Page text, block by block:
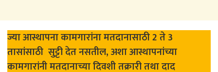
ज्या आस्थापना कामगारांना मतदानासाठी 2 ते 3
तासांसाठी सुट्टी देत नसतील, अशा आस्थापनांच्या
कामगारांनी मतदानाच्या दिवशी तक्रारी तथा दाद